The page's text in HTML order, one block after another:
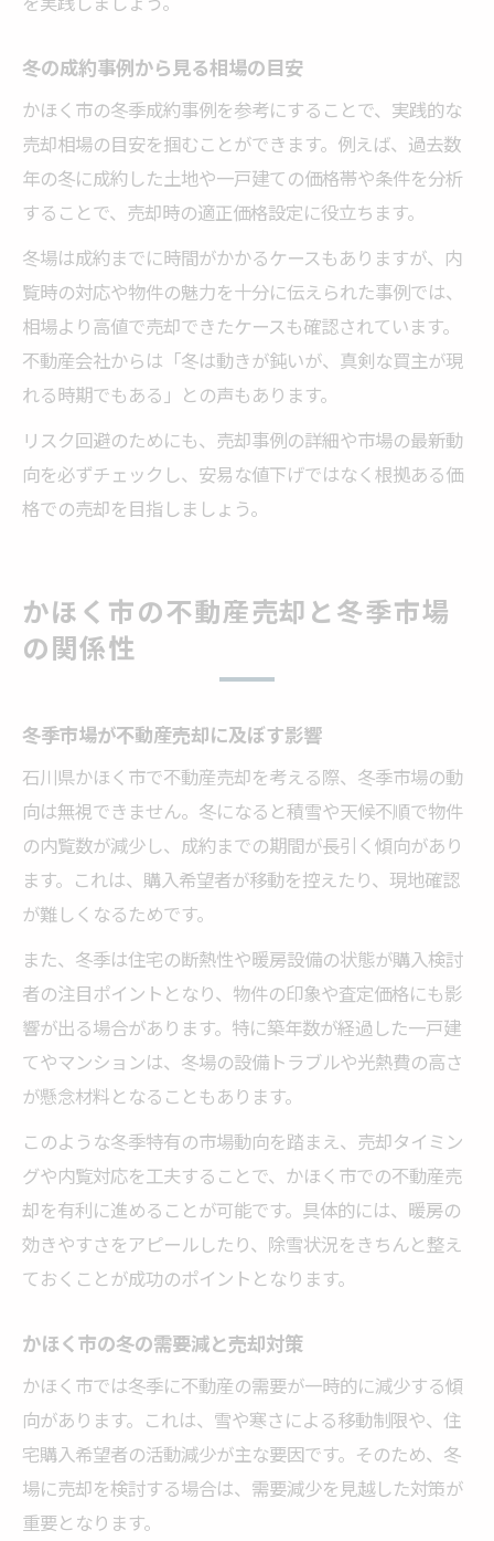
冬の成約事例から見る相場の目安
かほく市の冬季成約事例を参考にすることで、実践的な
売却相場の目安を掴むことができます。例えば、過去数
年の冬に成約した土地や一戸建ての価格帯や条件を分析
することで、売却時の適正価格設定に役立ちます。
冬場は成約までに時間がかかるケースもありますが、内
覧時の対応や物件の魅力を十分に伝えられた事例では、
相場より高値で売却できたケースも確認されています。
不動産会社からは「冬は動きが鈍いが、真剣な買主が現
れる時期でもある」との声もあります。
リスク回避のためにも、売却事例の詳細や市場の最新動
向を必ずチェックし、安易な値下げではなく根拠ある価
格での売却を目指しましょう。
かほく市の不動産売却と冬季市場
の関係性
冬季市場が不動産売却に及ぼす影響
石川県かほく市で不動産売却を考える際、冬季市場の動
向は無視できません。冬になると積雪や天候不順で物件
の内覧数が減少し、成約までの期間が長引く傾向があり
ます。これは、購入希望者が移動を控えたり、現地確認
が難しくなるためです。
また、冬季は住宅の断熱性や暖房設備の状態が購入検討
者の注目ポイントとなり、物件の印象や査定価格にも影
響が出る場合があります。特に築年数が経過した一戸建
てやマンションは、冬場の設備トラブルや光熱費の高さ
が懸念材料となることもあります。
このような冬季特有の市場動向を踏まえ、売却タイミン
グや内覧対応を工夫することで、かほく市での不動産売
却を有利に進めることが可能です。具体的には、暖房の
効きやすさをアピールしたり、除雪状況をきちんと整え
ておくことが成功のポイントとなります。
かほく市の冬の需要減と売却対策
かほく市では冬季に不動産の需要が一時的に減少する傾
向があります。これは、雪や寒さによる移動制限や、住
宅購入希望者の活動減少が主な要因です。そのため、冬
場に売却を検討する場合は、需要減少を見越した対策が
重要となります。